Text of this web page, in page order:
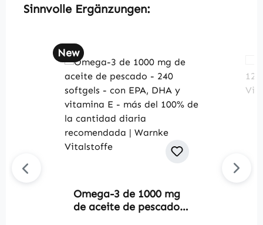
Skip product gallery
Sinnvolle Ergänzungen:
New
Omega-3 de 1000 mg
de aceite de pescado -